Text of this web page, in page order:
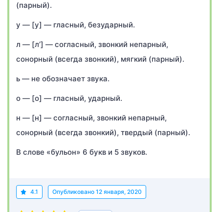
(парный).
у — [у] — гласный, безударный.
л — [л’] — согласный, звонкий непарный,
сонорный (всегда звонкий), мягкий (парный).
ь — не обозначает звука.
о — [о] — гласный, ударный.
н — [н] — согласный, звонкий непарный,
сонорный (всегда звонкий), твердый (парный).
В слове «бульон» 6 букв и 5 звуков.
4.1 Опубликовано 12 января, 2020